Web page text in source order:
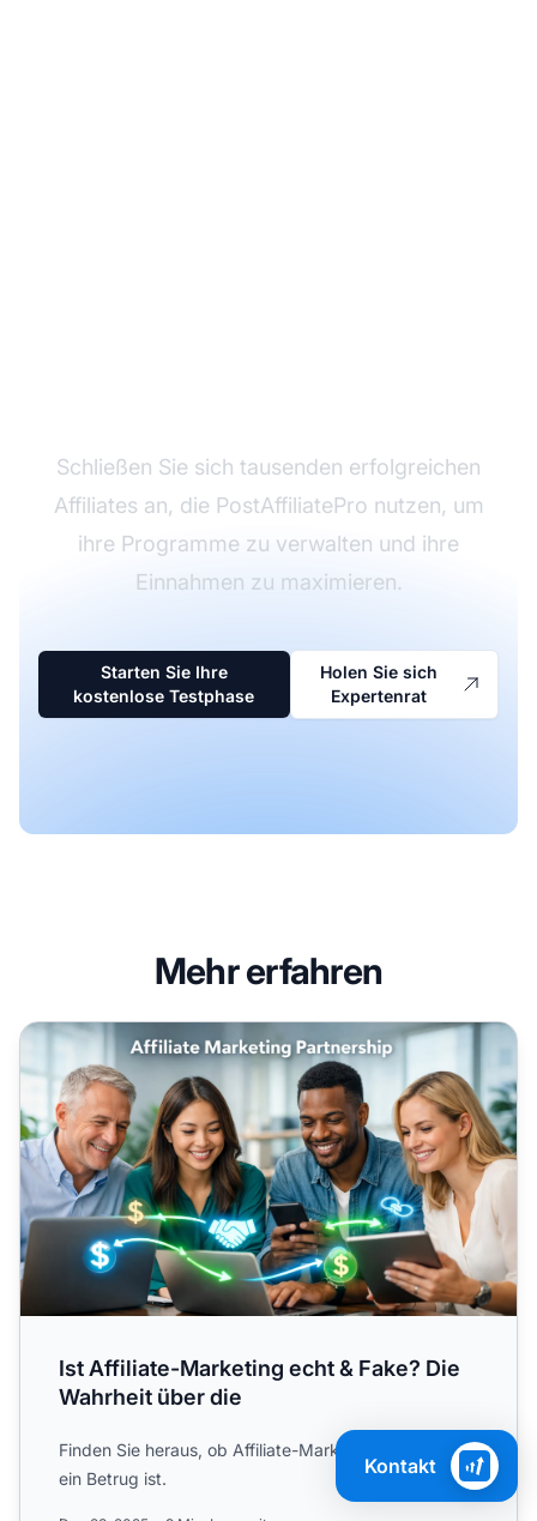
Schließen Sie sich tausenden erfolgreichen
Affiliates an, die PostAffiliatePro nutzen, um
ihre Programme zu verwalten und ihre
Einnahmen zu maximieren.
Starten Sie Ihre
kostenlose Testphase
Holen Sie sich
Expertenrat
Mehr erfahren
Ist Affiliate-Marketing echt & Fake? Die Wahrheit über die
Ist Affiliate-Marketing echt & Fake? Die
Wahrheit über die
Finden Sie heraus, ob Affiliate-Marketing real oder
ein Betrug ist.
Kontakt